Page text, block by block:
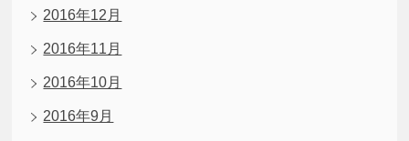
2016年12月
2016年11月
2016年10月
2016年9月